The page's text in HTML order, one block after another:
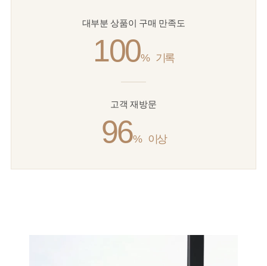
대부분 상품이 구매 만족도
100% 기록
고객 재방문
96% 이상